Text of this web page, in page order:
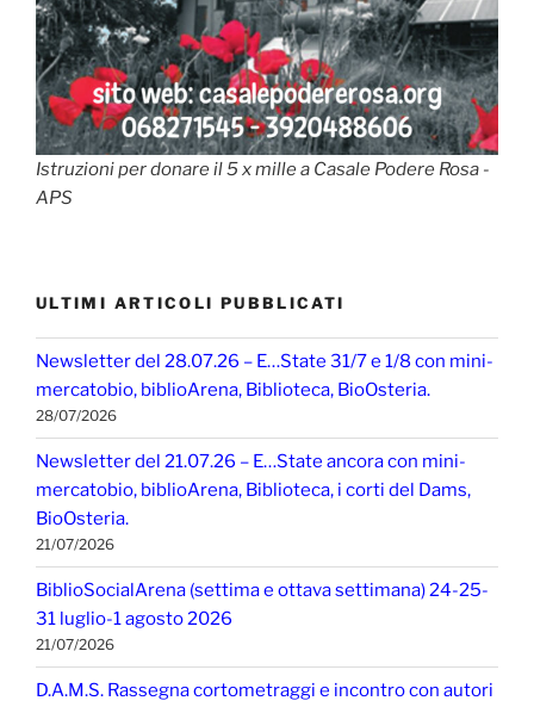
Istruzioni per donare il 5 x mille a Casale Podere Rosa -
APS
ULTIMI ARTICOLI PUBBLICATI
Newsletter del 28.07.26 – E…State 31/7 e 1/8 con mini-
mercatobio, biblioArena, Biblioteca, BioOsteria.
28/07/2026
Newsletter del 21.07.26 – E…State ancora con mini-
mercatobio, biblioArena, Biblioteca, i corti del Dams,
BioOsteria.
21/07/2026
BiblioSocialArena (settima e ottava settimana) 24-25-
31 luglio-1 agosto 2026
21/07/2026
D.A.M.S. Rassegna cortometraggi e incontro con autori